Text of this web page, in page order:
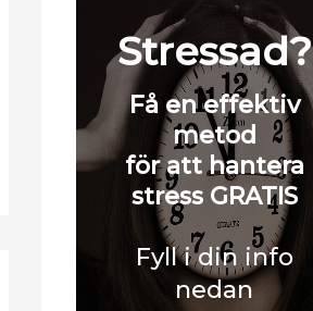
Stressad?
Få en effektiv
metod
för att hantera
stress GRATIS
Fyll i din info
nedan